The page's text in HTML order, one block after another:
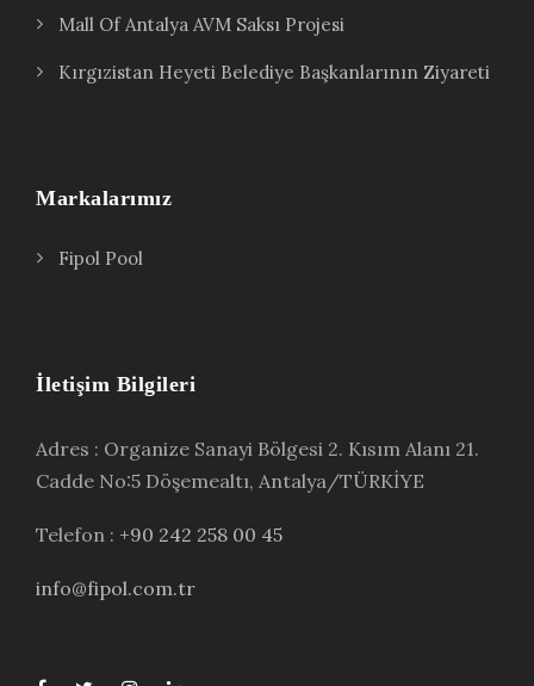
Mall Of Antalya AVM Saksı Projesi
Kırgızistan Heyeti Belediye Başkanlarının Ziyareti
Markalarımız
Fipol Pool
İletişim Bilgileri
Adres : Organize Sanayi Bölgesi 2. Kısım Alanı 21.
Cadde No:5 Döşemealtı, Antalya/TÜRKİYE
Telefon : +90 242 258 00 45
info@fipol.com.tr